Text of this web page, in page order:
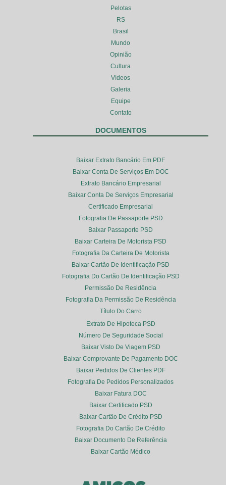
Pelotas
RS
Brasil
Mundo
Opinião
Cultura
Vídeos
Galeria
Equipe
Contato
DOCUMENTOS
Baixar Extrato Bancário Em PDF
Baixar Conta De Serviços Em DOC
Extrato Bancário Empresarial
Baixar Conta De Serviços Empresarial
Certificado Empresarial
Fotografia De Passaporte PSD
Baixar Passaporte PSD
Baixar Carteira De Motorista PSD
Fotografia Da Carteira De Motorista
Baixar Cartão De Identificação PSD
Fotografia Do Cartão De Identificação PSD
Permissão De Residência
Fotografia Da Permissão De Residência
Título Do Carro
Extrato De Hipoteca PSD
Número De Seguridade Social
Baixar Visto De Viagem PSD
Baixar Comprovante De Pagamento DOC
Baixar Pedidos De Clientes PDF
Fotografia De Pedidos Personalizados
Baixar Fatura DOC
Baixar Certificado PSD
Baixar Cartão De Crédito PSD
Fotografia Do Cartão De Crédito
Baixar Documento De Referência
Baixar Cartão Médico